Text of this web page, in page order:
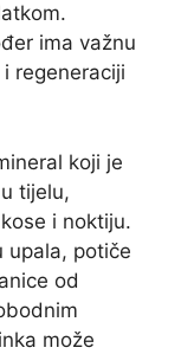
ima važnu
regeneraciji
koji je
tijelu,
i noktiju.
upala, potiče
od
može